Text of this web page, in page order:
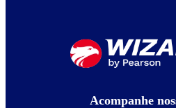
Acompanhe